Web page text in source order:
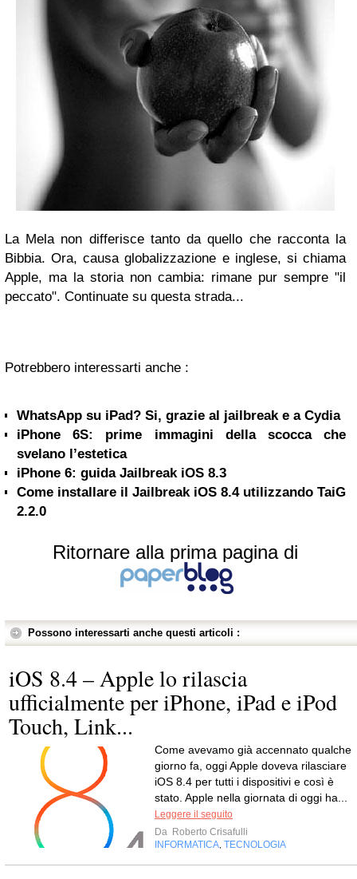
La Mela non differisce tanto da quello che racconta la
Bibbia. Ora, causa globalizzazione e inglese, si chiama
Apple, ma la storia non cambia: rimane pur sempre "il
peccato". Continuate su questa strada...
Potrebbero interessarti anche :
WhatsApp su iPad? Si, grazie al jailbreak e a Cydia
iPhone 6S: prime immagini della scocca che
svelano l’estetica
iPhone 6: guida Jailbreak iOS 8.3
Come installare il Jailbreak iOS 8.4 utilizzando TaiG
2.2.0
Ritornare alla prima pagina di
Possono interessarti anche questi articoli :
iOS 8.4 – Apple lo rilascia
ufficialmente per iPhone, iPad e iPod
Touch, Link...
Come avevamo già accennato qualche
giorno fa, oggi Apple doveva rilasciare
iOS 8.4 per tutti i dispositivi e così è
stato. Apple nella giornata di oggi ha...
Leggere il seguito
Da Roberto Crisafulli
INFORMATICA TECNOLOGIA